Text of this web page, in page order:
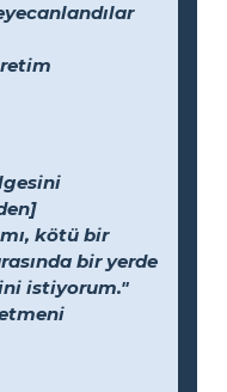
kötü bir
bir yerde
istiyorum."